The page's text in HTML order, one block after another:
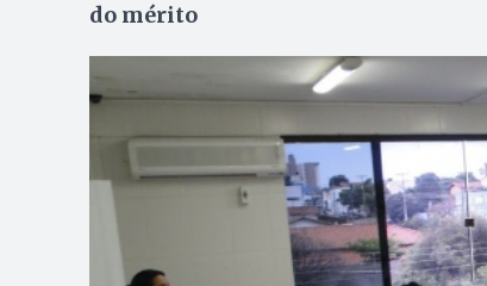
do mérito